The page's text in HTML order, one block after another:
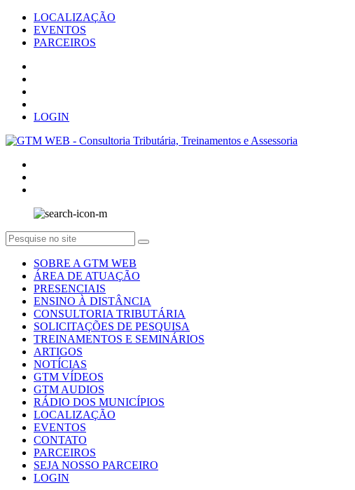
LOCALIZAÇÃO
EVENTOS
PARCEIROS
LOGIN
SOBRE A GTM WEB
ÁREA DE ATUAÇÃO
PRESENCIAIS
ENSINO À DISTÂNCIA
CONSULTORIA TRIBUTÁRIA
SOLICITAÇÕES DE PESQUISA
TREINAMENTOS E SEMINÁRIOS
ARTIGOS
NOTÍCIAS
GTM VÍDEOS
GTM AUDIOS
RÁDIO DOS MUNICÍPIOS
LOCALIZAÇÃO
EVENTOS
CONTATO
PARCEIROS
SEJA NOSSO PARCEIRO
LOGIN